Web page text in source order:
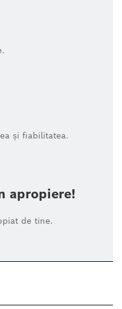
și fiabilitatea.
apropiere!
de tine.